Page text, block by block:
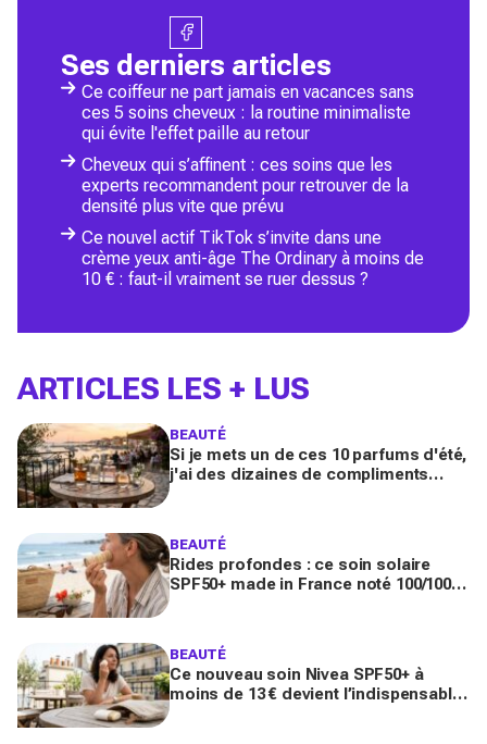
Ses derniers articles
Ce coiffeur ne part jamais en vacances sans
ces 5 soins cheveux : la routine minimaliste
qui évite l'effet paille au retour
Cheveux qui s’affinent : ces soins que les
experts recommandent pour retrouver de la
densité plus vite que prévu
Ce nouvel actif TikTok s’invite dans une
crème yeux anti-âge The Ordinary à moins de
10 € : faut-il vraiment se ruer dessus ?
ARTICLES LES + LUS
BEAUTÉ
Si je mets un de ces 10 parfums d'été,
j'ai des dizaines de compliments
BEAUTÉ
Rides profondes : ce soin solaire
SPF50+ made in France noté 100/100
BEAUTÉ
Ce nouveau soin Nivea SPF50+ à
moins de 13 € devient l’indispensable